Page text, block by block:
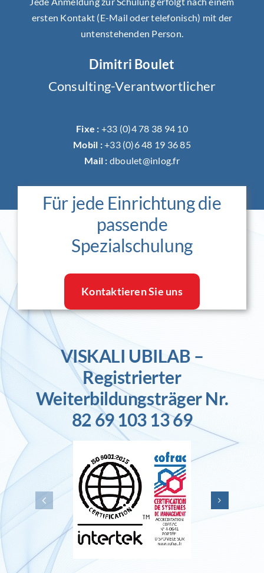
ersten Kontakt (E-Mail oder telefonisch) mit der
untenstehenden Person.
Dimitri Boulet
Consulting-Verantwortlicher
Fixe : +33 (0)4 78 38 94 10
Mobil :+33 (0)6 48 19 36 85
Mail : dboulet@inlog.fr
Für jede Einrichtung die
passende
Spezialschulung
Kontaktieren Sie uns
VISKALI UBILAB –
Registrierter
Weiterbildungsträger Nr.
82 69 103 13 69